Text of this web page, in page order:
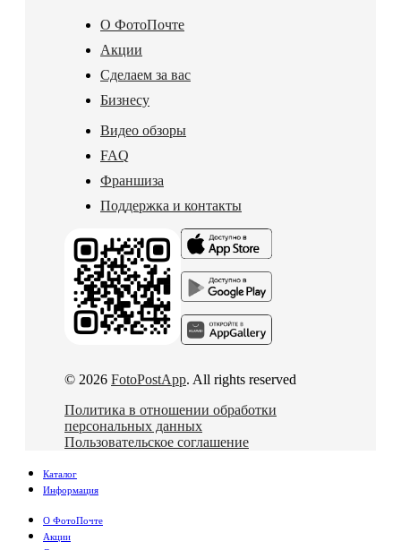
О ФотоПочте
Акции
Сделаем за вас
Бизнесу
Видео обзоры
FAQ
Франшиза
Поддержка и контакты
© 2026 FotoPostApp. All rights reserved
Политика в отношении обработки
персональных данных
Пользовательское соглашение
Каталог
Информация
О ФотоПочте
Акции